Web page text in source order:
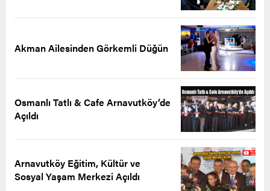
Akman Ailesinden Görkemli Düğün
Osmanlı Tatlı & Cafe Arnavutköy’de
Açıldı
Arnavutköy Eğitim, Kültür ve
Sosyal Yaşam Merkezi Açıldı